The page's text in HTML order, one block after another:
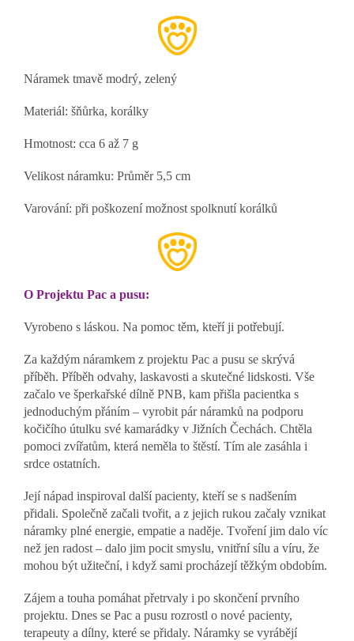
Náramek tmavě modrý, zelený
Materiál: šňůrka, korálky
Hmotnost: cca 6 až 7 g
Velikost náramku: Průměr 5,5 cm
Varování: při poškození možnost spolknutí korálků
O Projektu Pac a pusu:
Vyrobeno s láskou. Na pomoc těm, kteří ji potřebují.
Za každým náramkem z projektu Pac a pusu se skrývá
příběh. Příběh odvahy, laskavosti a skutečné lidskosti. Vše
začalo ve šperkařské dílně PNB, kam přišla pacientka s
jednoduchým přáním – vyrobit pár náramků na podporu
kočičího útulku své kamarádky v Jižních Čechách. Chtěla
pomoci zvířatům, která neměla to štěstí. Tím ale zasáhla i
srdce ostatních.
Její nápad inspiroval další pacienty, kteří se s nadšením
přidali. Společně začali tvořit, a z jejich rukou začaly vznikat
náramky plné energie, empatie a naděje. Tvoření jim dalo víc
než jen radost – dalo jim pocit smyslu, vnitřní sílu a víru, že
mohou být užiteční, i když sami procházejí těžkým obdobím.
Zájem a touha pomáhat přetrvaly i po skončení prvního
projektu. Dnes se Pac a pusu rozrostl o nové pacienty,
terapeuty a dílny, které se přidaly. Náramky se vyrábějí